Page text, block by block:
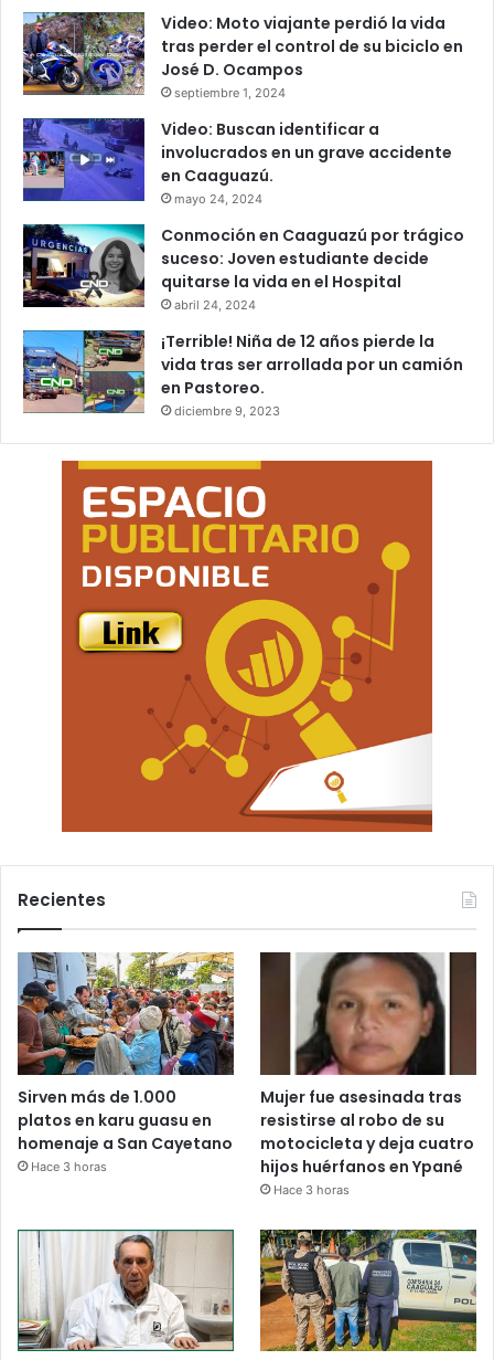
Video: Moto viajante perdió la vida
tras perder el control de su biciclo en
José D. Ocampos
septiembre 1, 2024
Video: Buscan identificar a
involucrados en un grave accidente
en Caaguazú.
mayo 24, 2024
Conmoción en Caaguazú por trágico
suceso: Joven estudiante decide
quitarse la vida en el Hospital
abril 24, 2024
¡Terrible! Niña de 12 años pierde la
vida tras ser arrollada por un camión
en Pastoreo.
diciembre 9, 2023
Recientes
Sirven más de 1.000
platos en karu guasu en
homenaje a San Cayetano
Hace 3 horas
Mujer fue asesinada tras
resistirse al robo de su
motocicleta y deja cuatro
hijos huérfanos en Ypané
Hace 3 horas